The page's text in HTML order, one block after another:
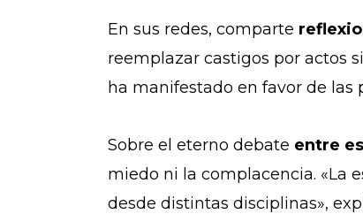
En sus redes, comparte
reemplazar castigos por actos
ha manifestado en favor de las
Sobre el eterno debate entre
miedo ni la complacencia. «La
desde distintas disciplinas»,